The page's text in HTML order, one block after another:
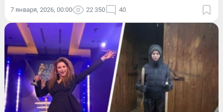
7 января, 2026, 00:00 22 350 40